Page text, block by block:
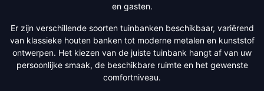
en gasten.
Er zijn verschillende soorten tuinbanken beschikbaar, variërend
van klassieke houten banken tot moderne metalen en kunststof
ontwerpen. Het kiezen van de juiste tuinbank hangt af van uw
persoonlijke smaak, de beschikbare ruimte en het gewenste
comfortniveau.